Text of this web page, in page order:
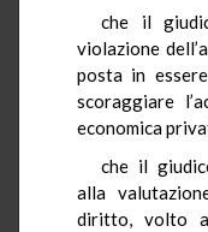
che il
violazione
posta in
scoraggiare
economica
che il
alla
diritto, volto a